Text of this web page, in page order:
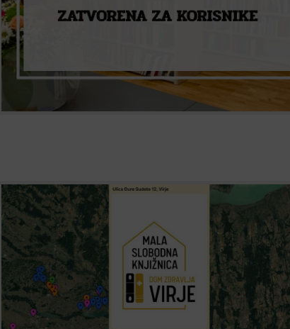
Prva Mala slobodna knjižnica u Virju
U suradnji s liječnicima u Domu zdravlja, Narodna knjižnica
Virje, postavila je prvu Malu slobodnu knjižnicu u Virju. Ova
knjižnica funkcionira po principu slobodne razmjene, a projekt
je službeno uvršten u "Mrežu malih slobodnih knjižnica
Hrvatske". Naša mala...